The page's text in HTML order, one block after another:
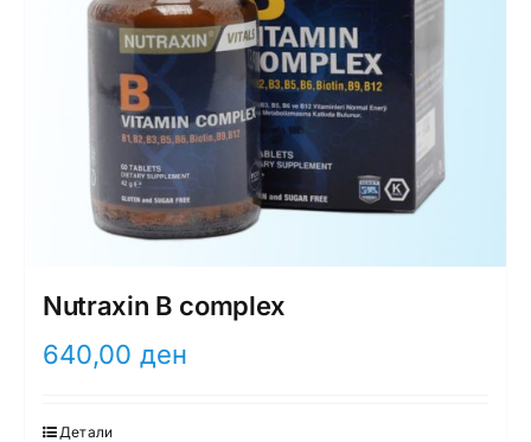
Nutraxin B complex
640,00 ден
Детали